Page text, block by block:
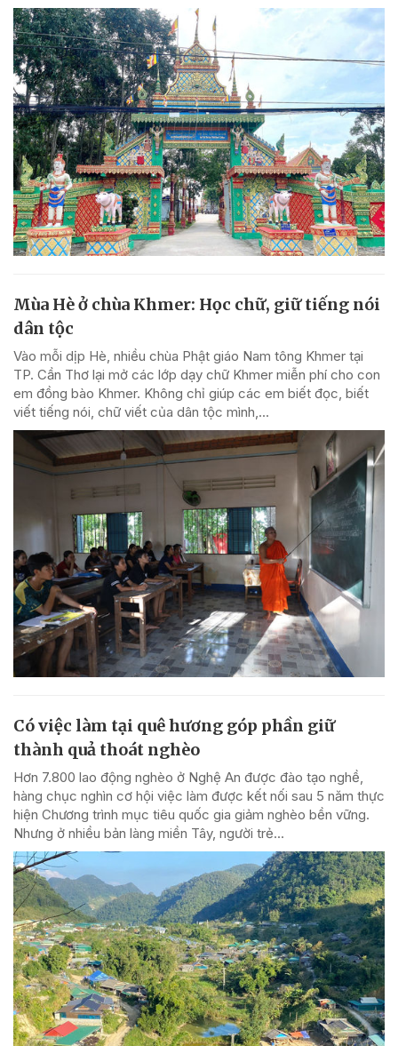
Mùa Hè ở chùa Khmer: Học chữ, giữ tiếng nói
dân tộc
Vào mỗi dịp Hè, nhiều chùa Phật giáo Nam tông Khmer tại
TP. Cần Thơ lại mở các lớp dạy chữ Khmer miễn phí cho con
em đồng bào Khmer. Không chỉ giúp các em biết đọc, biết
viết tiếng nói, chữ viết của dân tộc mình,...
Có việc làm tại quê hương góp phần giữ
thành quả thoát nghèo
Hơn 7.800 lao động nghèo ở Nghệ An được đào tạo nghề,
hàng chục nghìn cơ hội việc làm được kết nối sau 5 năm thực
hiện Chương trình mục tiêu quốc gia giảm nghèo bền vững.
Nhưng ở nhiều bản làng miền Tây, người trẻ...